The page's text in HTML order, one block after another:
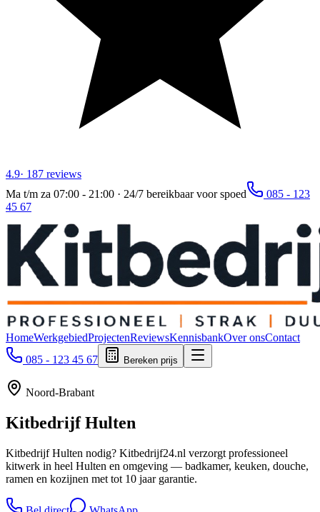
4.9· 187 reviews
Ma t/m za 07:00 - 21:00 · 24/7 bereikbaar voor spoed
085 - 123
45 67
HomeWerkgebiedProjectenReviewsKennisbankOver onsContact
085 - 123 45 67
Bereken prijs
Noord-Brabant
KitbedrijfHulten
Kitbedrijf Hulten nodig? Kitbedrijf24.nl verzorgt professioneel
kitwerk in heel Hulten en omgeving — badkamer, keuken, douche,
ramen en kozijnen met tot 10 jaar garantie.